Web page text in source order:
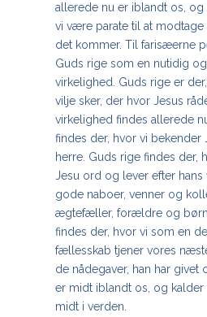
allerede nu er iblandt os, og
vi være parate til at modtage
det kommer. Til farisæerne
Guds rige som en nutidig
virkelighed. Guds rige er
vilje sker, der hvor Jesus
virkelighed findes allerede
findes der, hvor vi bekender
herre. Guds rige findes der,
Jesu ord og lever efter hans
gode naboer, venner og
ægtefæller, forældre og
findes der, hvor vi som en
fællesskab tjener vores
de nådegaver, han har givet
er midt iblandt os, og kalder
midt i verden.